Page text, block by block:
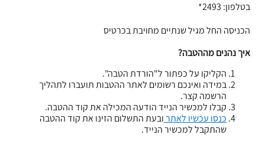
בטלפון: 2493
*
הכניסה החל מגיל שנתיים מחויבת בכרטיס
איך נהנים מההטבה?
הקליקו על כפתור ל"הורדת הטבה".
במידה ואינכם רשומים לאתר ההטבות תועברו לתהליך
הרשמה קצר.
קבלו למכשיר הנייד הודעה המכילה את קוד ההטבה.
כנסו עכשיו לאתרובעת התשלום הזינו את קוד ההטבה
שהתקבל למכשיר הנייד.